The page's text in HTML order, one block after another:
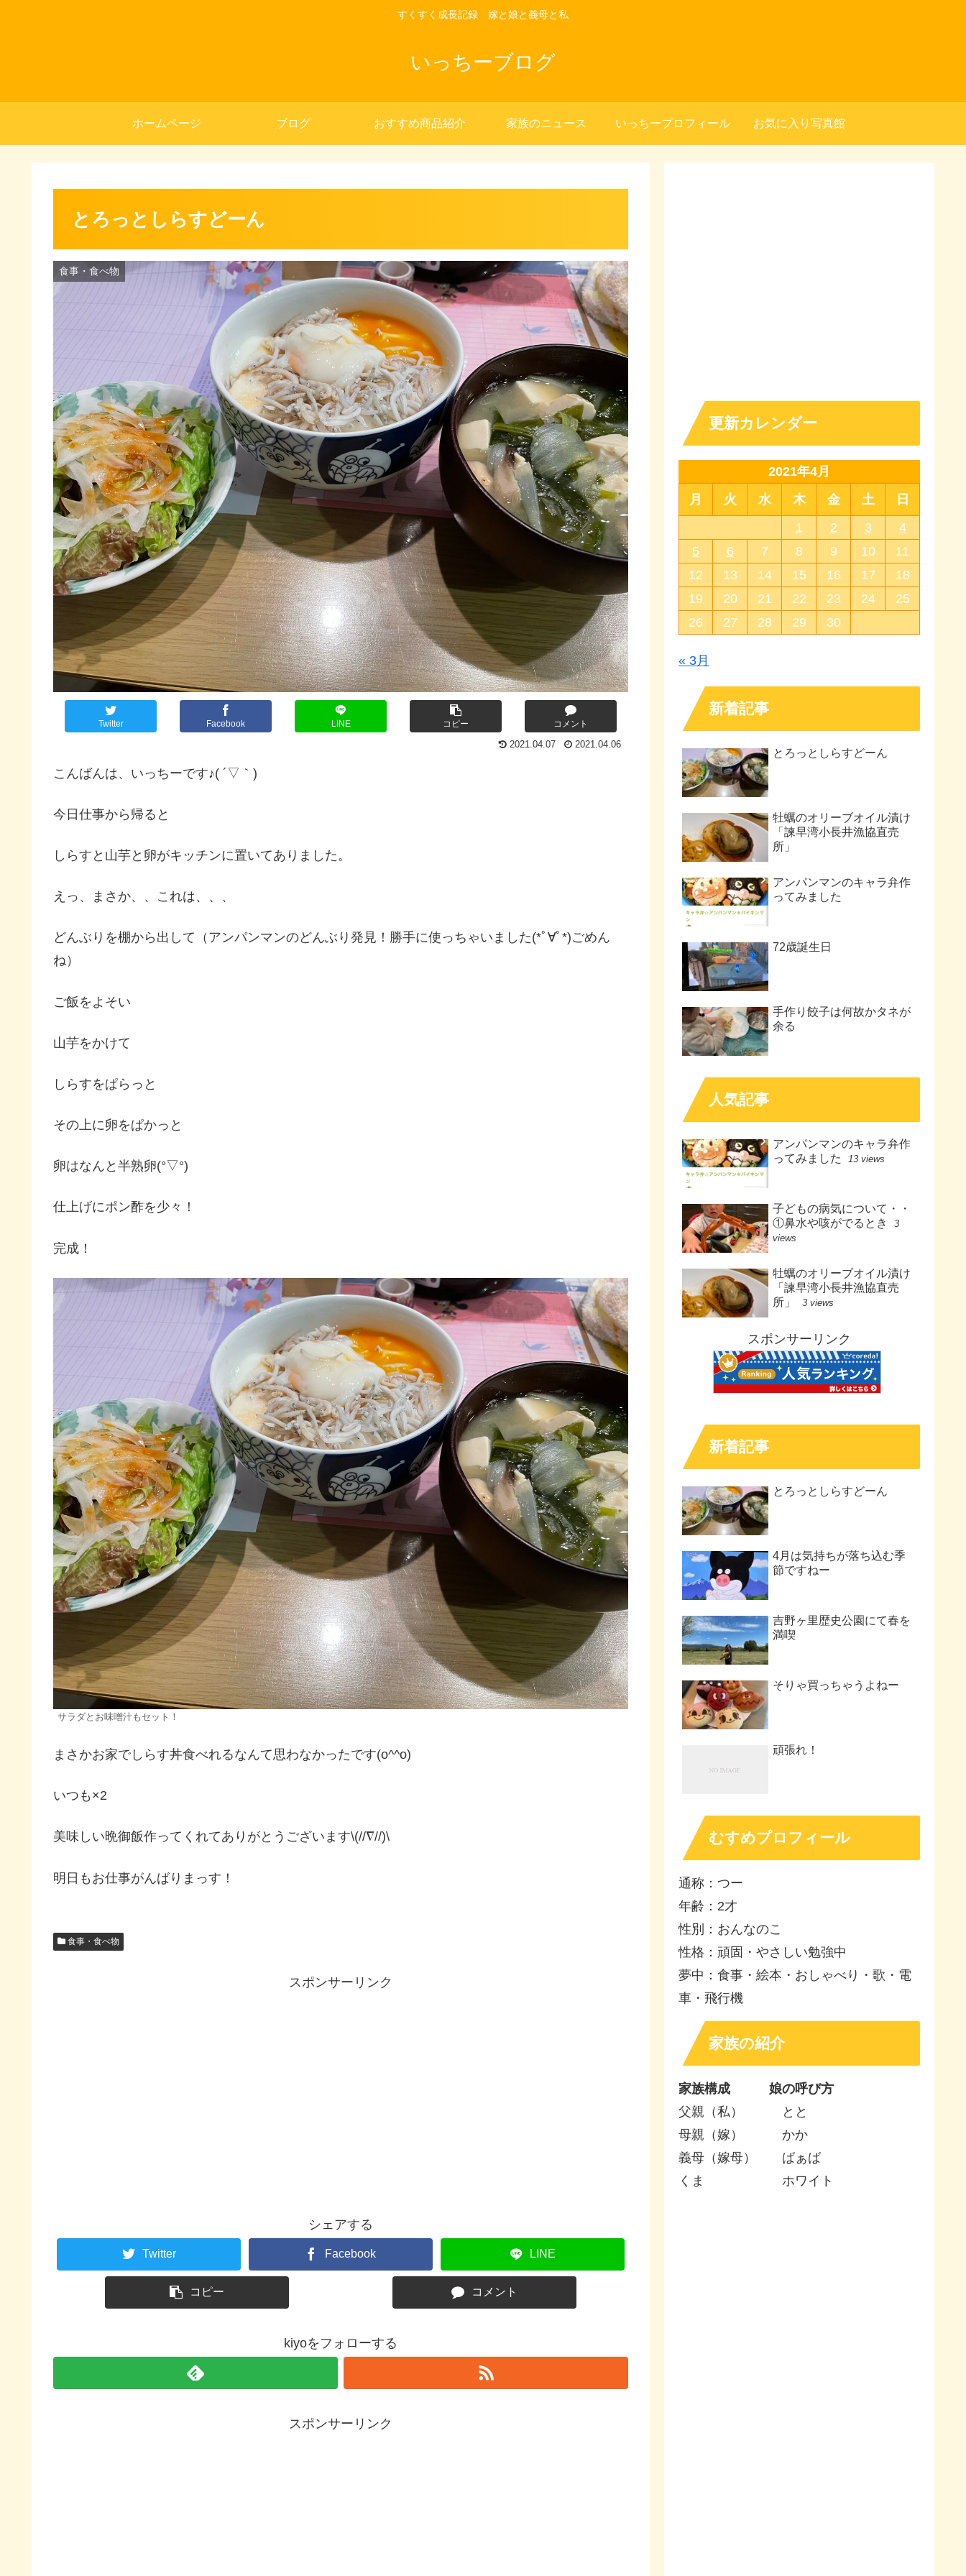
すくすく成長記録 嫁と娘と義母と私
いっちーブログ
ホームページ ブログ おすすめ商品紹介 家族のニュース いっちープロフィール お気に入り写真館
とろっとしらすどーん
食事・食べ物
Twitter Facebook LINE コピー コメント
2021.04.07 2021.04.06
こんばんは、いっちーです♪( ´▽｀)
今日仕事から帰ると
しらすと山芋と卵がキッチンに置いてありました。
えっ、まさか、、これは、、、
どんぶりを棚から出して（アンパンマンのどんぶり発見！勝手に使っちゃいました(*ﾟ∀ﾟ*)ごめん
ね）
ご飯をよそい
山芋をかけて
しらすをぱらっと
その上に卵をぱかっと
卵はなんと半熟卵(°▽°)
仕上げにポン酢を少々！
完成！
サラダとお味噌汁もセット！
まさかお家でしらす丼食べれるなんて思わなかったです(o^^o)
いつも×2
美味しい晩御飯作ってくれてありがとうございます\(//∇//)\
明日もお仕事がんばりまっす！
食事・食べ物
スポンサーリンク
シェアする
Twitter Facebook LINE
コピー コメント
kiyoをフォローする
スポンサーリンク
更新カレンダー
2021年4月
月
火 水 木 金 土
日
1
2 3
4
5
6 7 8 9 10
11
12
13 14 15 16 17
18
19
20 21 22 23 24
25
26
27 28 29 30
« 3月
新着記事
とろっとしらすどーん
牡蠣のオリーブオイル漬け
「諫早湾小長井漁協直売
所」
アンパンマンのキャラ弁作
ってみました
72歳誕生日
手作り餃子は何故かタネが
余る
人気記事
アンパンマンのキャラ弁作
ってみました
13 views
子どもの病気について・・
①鼻水や咳がでるとき
3
views
牡蠣のオリーブオイル漬け
「諫早湾小長井漁協直売
所」
3 views
スポンサーリンク
新着記事
とろっとしらすどーん
4月は気持ちが落ち込む季
節ですねー
吉野ヶ里歴史公園にて春を
満喫
そりゃ買っちゃうよねー
頑張れ！
むすめプロフィール
通称：つー
年齢：2才
性別：おんなのこ
性格：頑固・やさしい勉強中
夢中：食事・絵本・おしゃべり・歌・電
車・飛行機
家族の紹介
家族構成 娘の呼び方
父親（私） とと
母親（嫁） かか
義母（嫁母） ばぁば
くま ホワイト